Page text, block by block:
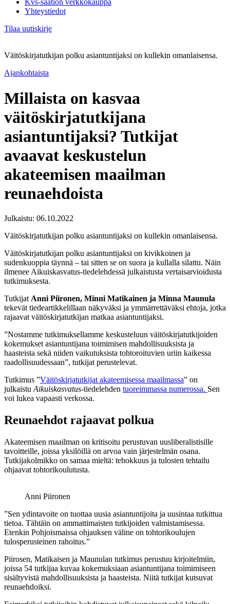
Kvs-säätiön verkkokauppa
Yhteystiedot
Tilaa uutiskirje
Väitöskirjatutkijan polku asiantuntijaksi on kullekin omanlaisensa.
Ajankohtaista
Millaista on kasvaa
väitöskirjatutkijana
asiantuntijaksi? Tutkijat
avaavat keskustelun
akateemisen maailman
reunaehdoista
Julkaistu: 06.10.2022
Väitöskirjatutkijan polku asiantuntijaksi on kullekin omanlaisensa.
Väitöskirjatutkijan polku asiantuntijaksi on kivikkoinen ja
sudenkuoppia täynnä – tai sitten se on suora ja kullalla silattu. Näin
ilmenee Aikuiskasvatus-tiedelehdessä julkaistusta vertaisarvioidusta
tutkimuksesta.
Tutkijat Anni Piironen, Minni Matikainen ja Minna Maunula
tekevät tiedeartikkelillaan näkyväksi ja ymmärrettäväksi ehtoja, jotka
rajaavat väitöskirjatutkijan matkaa asiantuntijaksi.
”Nostamme tutkimuksellamme keskusteluun väitöskirjatutkijoiden
kokemukset asiantuntijana toimimisen mahdollisuuksista ja
haasteista sekä niiden vaikutuksista tohtoroituvien uriin kaikessa
raadollisuudessaan”, tutkijat perustelevat.
Tutkimus ”Väitöskirjatutkijat akateemisessa maailmassa” on
julkaistu Aikuiskasvatus-tiedelehden tuoreimmassa numerossa. Sen
voi lukea vapaasti verkossa.
Reunaehdot rajaavat polkua
Akateemisen maailman on kritisoitu perustuvan uusliberalistisille
tavoitteille, joissa yksilöillä on arvoa vain järjestelmän osana.
Tutkijakolmikko on samaa mieltä: tehokkuus ja tulosten tehtailu
ohjaavat tohtorikoulutusta.
Anni Piironen
”Sen ydintavoite on tuottaa uusia asiantuntijoita ja uusintaa tutkittua
tietoa. Tähtäin on ammattimaisten tutkijoiden valmistamisessa.
Etenkin Pohjoismaissa ohjauksen väline on tohtorikoulujen
tulosperusteinen rahoitus.”
Piirosen, Matikaisen ja Maunulan tutkimus perustuu kirjoitelmiin,
joissa 54 tutkijaa kuvaa kokemuksiaan asiantuntijana toimimiseen
sisältyvistä mahdollisuuksista ja haasteista. Niitä tutkijat kutsuvat
reunaehdoiksi.